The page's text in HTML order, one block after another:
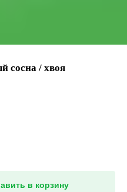
сосна / хвоя
в корзину